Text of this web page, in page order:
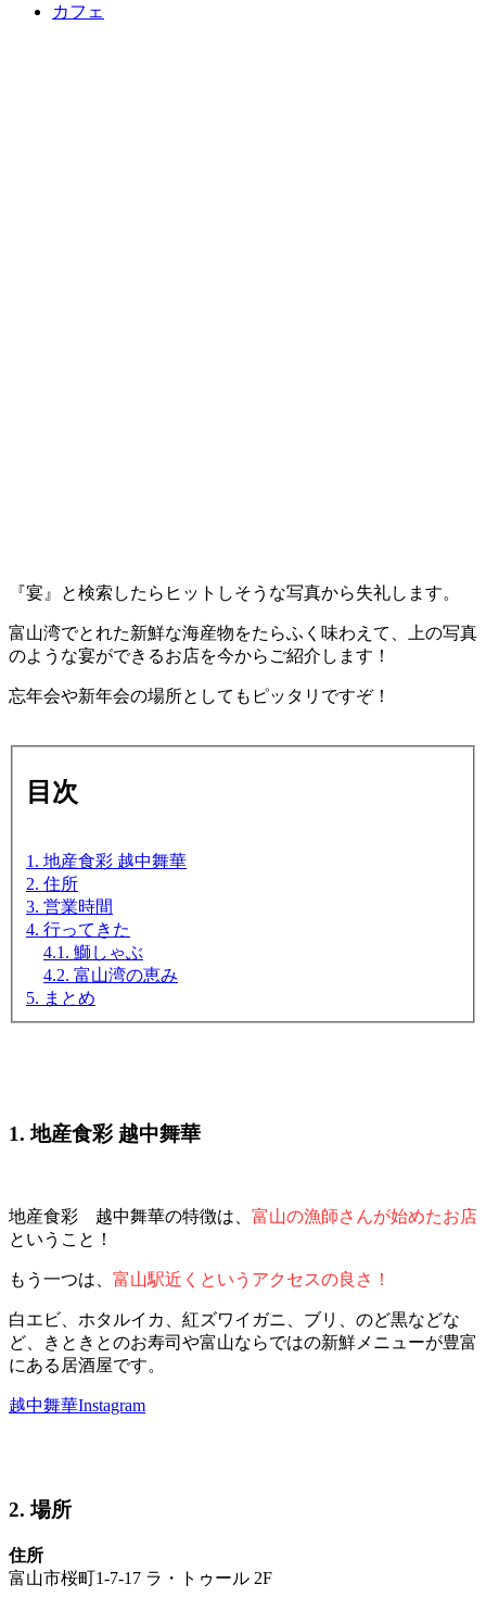
カフェ
『宴』と検索したらヒットしそうな写真から失礼します。
富山湾でとれた新鮮な海産物をたらふく味わえて、上の写真
のような宴ができるお店を今からご紹介します！
忘年会や新年会の場所としてもピッタリですぞ！
目次
1. 地産食彩 越中舞華
2. 住所
3. 営業時間
4. 行ってきた
4.1. 鰤しゃぶ
4.2. 富山湾の恵み
5. まとめ
1. 地産食彩 越中舞華
地産食彩 越中舞華の特徴は、 富山の漁師さんが始めたお店
ということ！
もう一つは、 富山駅近くというアクセスの良さ！
白エビ、ホタルイカ、紅ズワイガニ、ブリ、のど黒などな
ど、きときとのお寿司や富山ならではの新鮮メニューが豊富
にある居酒屋です。
越中舞華Instagram
2. 場所
住所
富山市桜町1-7-17 ラ・トゥール 2F